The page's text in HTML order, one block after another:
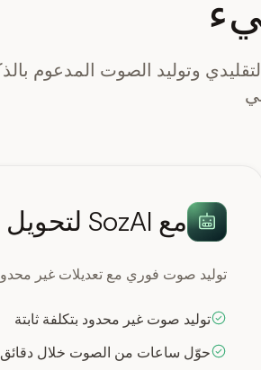
وتوليد الصوت المدعوم
مع SozAI لتحويل النص إلى كلام
توليد صوت فوري مع تعديلات غير
توليد صوت غير محدود بتكلفة ثابتة
حوّل ساعات من الصوت خلال دقائق